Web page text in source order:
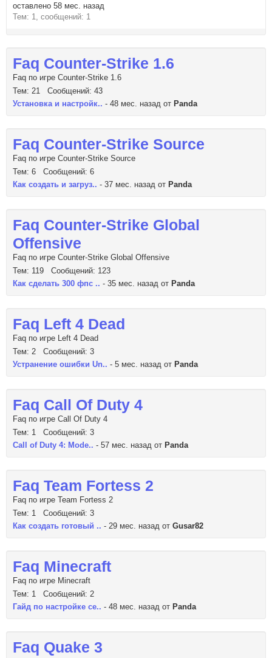
оставлено 58 мес. назад
Тем: 1, сообщений: 1
Faq Counter-Strike 1.6
Faq по игре Counter-Strike 1.6
Тем: 21 Сообщений: 43
Установка и настройк.. - 48 мес. назад от Panda
Faq Counter-Strike Source
Faq по игре Counter-Strike Source
Тем: 6 Сообщений: 6
Как создать и загруз.. - 37 мес. назад от Panda
Faq Counter-Strike Global
Offensive
Faq по игре Counter-Strike Global Offensive
Тем: 119 Сообщений: 123
Как сделать 300 фпс .. - 35 мес. назад от Panda
Faq Left 4 Dead
Faq по игре Left 4 Dead
Тем: 2 Сообщений: 3
Устранение ошибки Un.. - 5 мес. назад от Panda
Faq Call Of Duty 4
Faq по игре Call Of Duty 4
Тем: 1 Сообщений: 3
Call of Duty 4: Mode.. - 57 мес. назад от Panda
Faq Team Fortess 2
Faq по игре Team Fortess 2
Тем: 1 Сообщений: 3
Как создать готовый .. - 29 мес. назад от Gusar82
Faq Minecraft
Faq по игре Minecraft
Тем: 1 Сообщений: 2
Гайд по настройке се.. - 48 мес. назад от Panda
Faq Quake 3